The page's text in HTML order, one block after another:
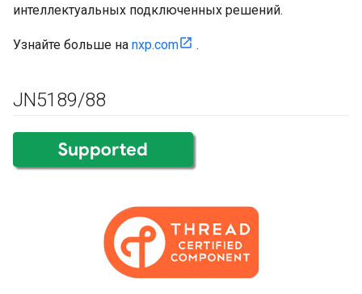
интеллектуальных подключенных решений.
Узнайте больше на nxp.com .
JN5189/88